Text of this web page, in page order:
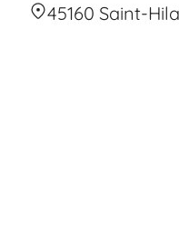
45160 Saint-